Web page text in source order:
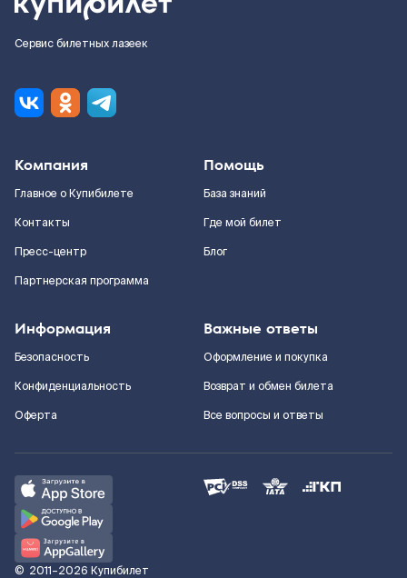
Сервис билетных лазеек
Компания
Главное о Купибилете
Контакты
Пресс-центр
Партнерская программа
Помощь
База знаний
Где мой билет
Блог
Информация
Безопасность
Конфиденциальность
Оферта
Важные ответы
Оформление и покупка
Возврат и обмен билета
Все вопросы и ответы
© 2011–2026 Купибилет